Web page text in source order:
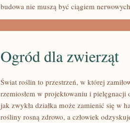
budowa nie muszą być ciągiem
Ogród dla zwierząt
Świat roślin to przestrzeń, w której
rzemiosłem w projektowaniu i
jak zwykła działka może zamienić się w
rośliny rosną zdrowo, a człowiek